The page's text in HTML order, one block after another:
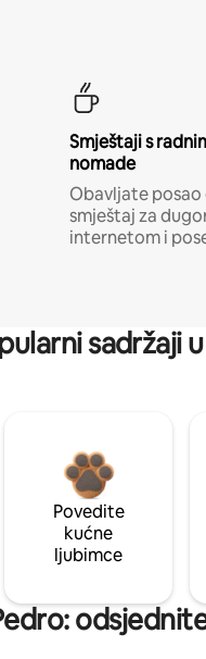
Smještaji s
nomade
Obavljate
smještaj za
internetom i
sadržaji
Povedite
kućne
ljubimce